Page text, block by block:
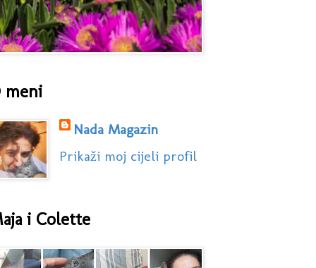
meni
Nada Magazin
Prikaži moj cijeli profil
i Colette